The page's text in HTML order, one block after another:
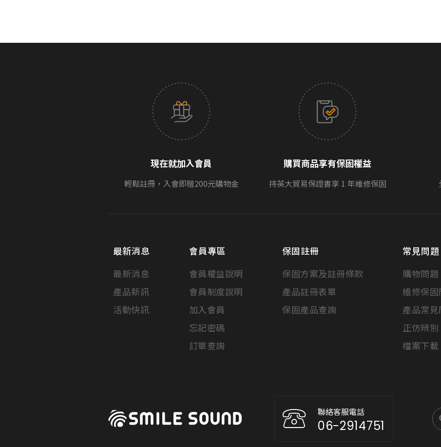
現在就加入會員
輕鬆註冊，入會即贈200元購物金
購買商品享有保固權益
持英大貿易保證書享 1 年維修保固
最新消息
最新消息
產品新訊
活動快訊
會員專區
會員權益說明
會員制度說明
加入會員
忘記密碼
訂單查詢
保固註冊
保固方案及註冊條款
產品註冊表單
保固產品查詢
常見問題
購物問題
維修保固
產品常
正仿辨別
檔案下載
聯絡客服電話
06-2914751